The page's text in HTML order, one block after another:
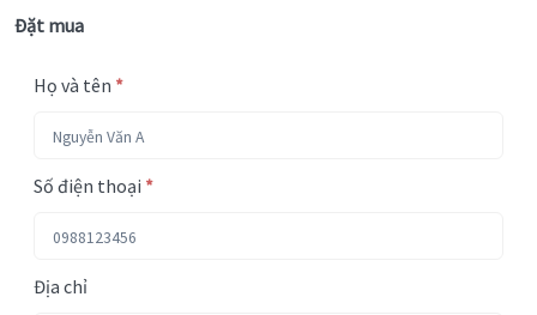
Đặt mua
Họ và tên *
Số điện thoại *
Địa chỉ